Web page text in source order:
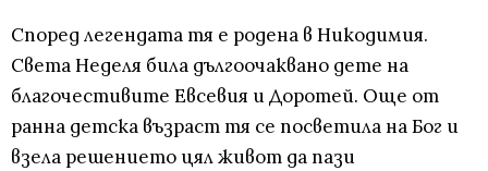
Според легендата тя е родена в Никодимия.
Света Неделя била дългоочаквано дете на
благочестивите Евсевия и Доротей. Още от
ранна детска възраст тя се посветила на Бог и
взела решението цял живот да пази